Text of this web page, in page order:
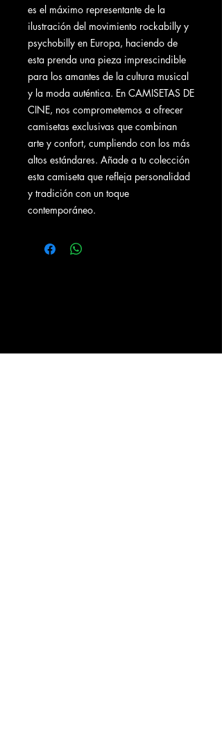
es el máximo representante de la
ilustración del movimiento rockabilly y
psychobilly en Europa, haciendo de
esta prenda una pieza imprescindible
para los amantes de la cultura musical
y la moda auténtica. En CAMISETAS DE
CINE, nos comprometemos a ofrecer
camisetas exclusivas que combinan
arte y confort, cumpliendo con los más
altos estándares. Añade a tu colección
esta camiseta que refleja personalidad
y tradición con un toque
contemporáneo.